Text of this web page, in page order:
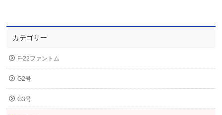
カテゴリー
F-22ファントム
G2号
G3号